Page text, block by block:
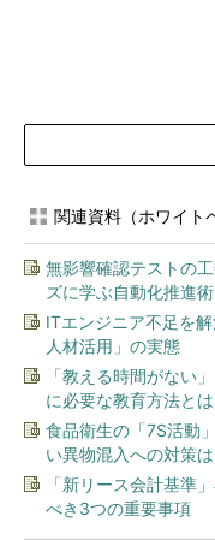
関連資料（ホワイト
無影響確認テストの
ズに学ぶ自動化推進術
ITエンジニア不足を
人材活用」の実態
「教える時間がない
に必要な教育方法とは
食品衛生の「7S活
い異物混入への対策は
「新リース会計基準
べき3つの重要事項